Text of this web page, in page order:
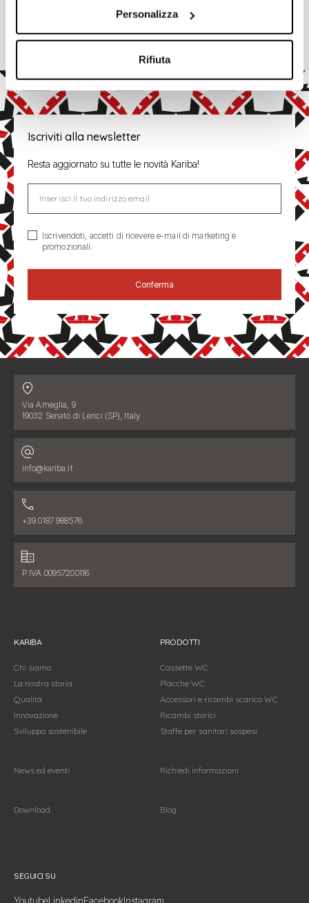
Personalizza
Rifiuta
Iscriviti alla newsletter
Resta aggiornato su tutte le novità Kariba!
Inserisci il tuo indirizzo email
Iscrivendoti, accetti di ricevere e-mail di marketing e
promozionali.
Conferma
Contatti
Indirizzo:
Via Ameglia, 9
19032 Senato di Lerici (SP), Italy
Indirizzo email:
info@kariba.it
Numero di telefono:
+39 0187 988576
Dati fiscali:
P.IVA 00957200116
KARIBA
Chi siamo
La nostra storia
Qualità
Innovazione
Sviluppo sostenibile
PRODOTTI
Cassette WC
Placche WC
Accessori e ricambi scarico WC
Ricambi storici
Staffe per sanitari sospesi
News ed eventi Richiedi informazioni
Download Blog
Seguici su
SEGUICI SU
YoutubeLinkedinFacebookInstagram